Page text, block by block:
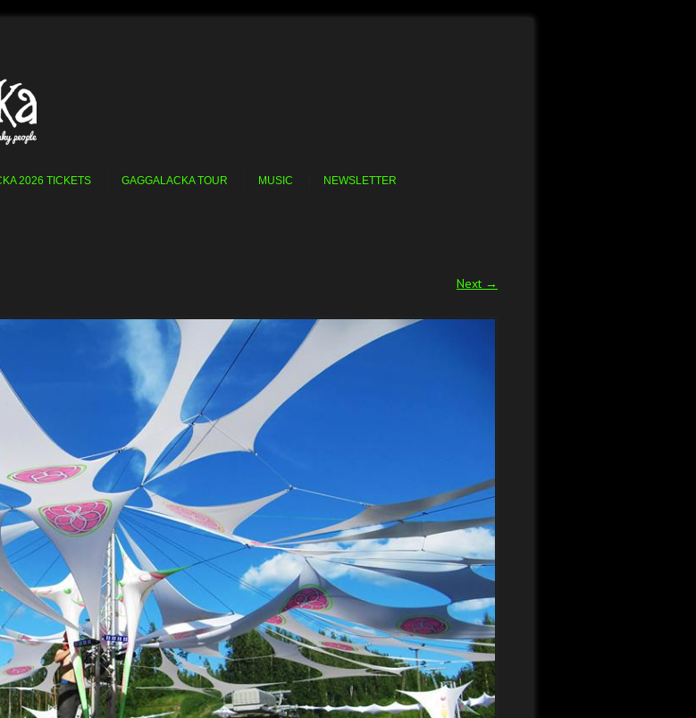
2026 TICKETS GAGGALACKA TOUR MUSIC NEWSLETTER
Next →